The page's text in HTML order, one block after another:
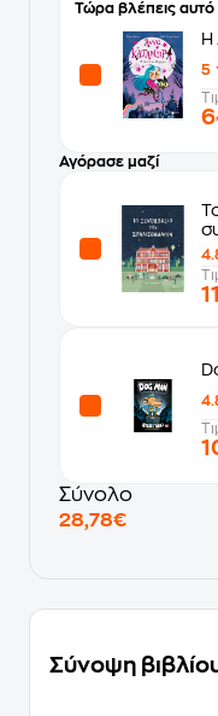
Τώρα βλέπεις αυτό
Η
5
6
Αγόρασε μαζί
11
Σύνολο
28,78€
Σύνοψη